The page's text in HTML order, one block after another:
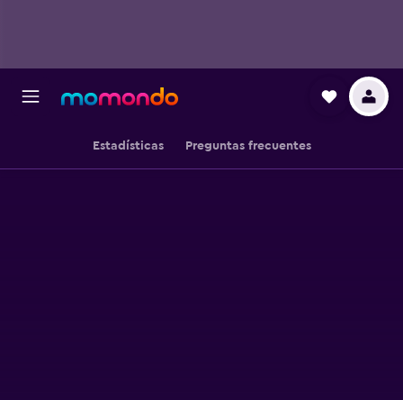
Estadísticas Preguntas frecuentes